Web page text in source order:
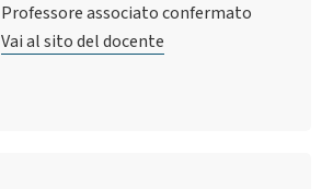
Professore associato confermato
Vai al sito del docente